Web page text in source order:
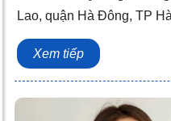
Lao, quận Hà Đông, TP
Xem tiếp